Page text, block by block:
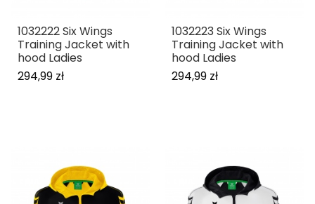
1032222 Six Wings
Training Jacket with
hood Ladies
294,99 zł
1032223 Six Wings
Training Jacket with
hood Ladies
294,99 zł